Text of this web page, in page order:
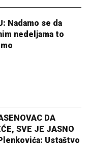
Nadamo se da
nedeljama to
DA
SVE JE JASNO
Ustaštvo